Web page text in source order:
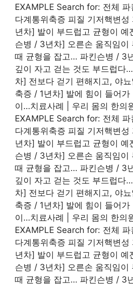
EXAMPLE Search for: 전체 파
다계통위축증 피질 기저핵변성
년차] 발이 부드럽고 균형이
슨병 / 3년차] 오른손 움직임이
때 균형을 잡고… 파킨슨병 / 3
깊이 자고 걷는 것도 부드럽다
차] 전보다 걷기 편해지고, 야
축증 / 1년차] 발에 힘이 들어가
이…치료사례 | 우리 몸의 한의
EXAMPLE Search for: 전체 파
다계통위축증 피질 기저핵변성
년차] 발이 부드럽고 균형이
슨병 / 3년차] 오른손 움직임이
때 균형을 잡고… 파킨슨병 / 3
깊이 자고 걷는 것도 부드럽다
차] 전보다 걷기 편해지고, 야
축증 / 1년차] 발에 힘이 들어가
이…치료사례 | 우리 몸의 한의
EXAMPLE Search for: 전체 파
다계통위축증 피질 기저핵변성
년차] 발이 부드럽고 균형이
슨병 / 3년차] 오른손 움직임이
때 균형을 잡고… 파킨슨병 / 3